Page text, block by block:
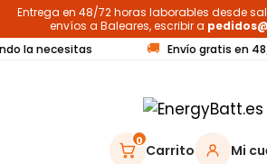
Entrega en 48/72 horas laborables desde
envíos a Baleares, escribir a
la necesitas
🚚 Envío gratis en
0
Carrito Mi